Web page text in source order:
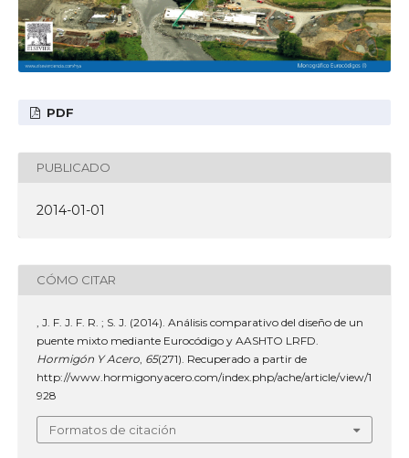
PDF
PUBLICADO
2014-01-01
CÓMO CITAR
, J. F. J. F. R. ; S. J. (2014). Análisis comparativo del diseño de un
puente mixto mediante Eurocódigo y AASHTO LRFD.
Hormigón Y Acero 65(271). Recuperado a partir de
http://www.hormigonyacero.com/index.php/ache/article/view/1
928
Formatos de citación